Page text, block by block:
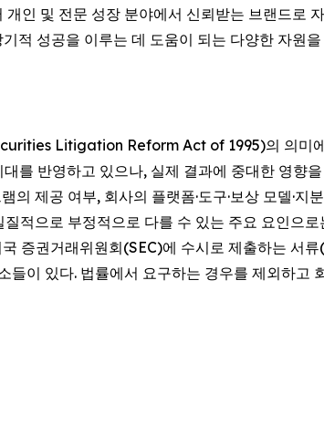
인 및 전문 성장 분야에서 신뢰받는 브랜드로
적 성공을 이루는 데 도움이 되는 다양한 자원
Litigation Reform Act of 1995)의 의
반영하고 있으나, 실제 결과에 중대한 영향
제공 여부, 회사의 플랫폼·도구·보상 모델·
적으로 부정적으로 다를 수 있는 주요 요인으
증권거래위원회(SEC)에 수시로 제출하는
이 있다. 법률에서 요구하는 경우를 제외하고